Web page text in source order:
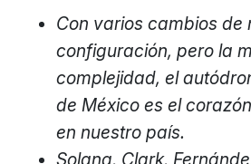
Con varios cambios de
configuración, pero la
complejidad, el
de México es el
en nuestro país.
Solana, Clark,